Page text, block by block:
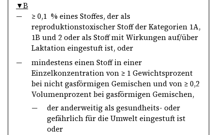
▼B
—
≥ 0,1 % eines Stoffes, der als
reproduktionstoxischer Stoff der Kategorien 1A,
1B und 2 oder als Stoff mit Wirkungen auf/über
Laktation eingestuft ist, oder
—
mindestens einen Stoff in einer
Einzelkonzentration von ≥ 1 Gewichtsprozent
bei nicht gasförmigen Gemischen und von ≥ 0,2
Volumenprozent bei gasförmigen Gemischen,
—
der anderweitig als gesundheits- oder
gefährlich für die Umwelt eingestuft ist
oder